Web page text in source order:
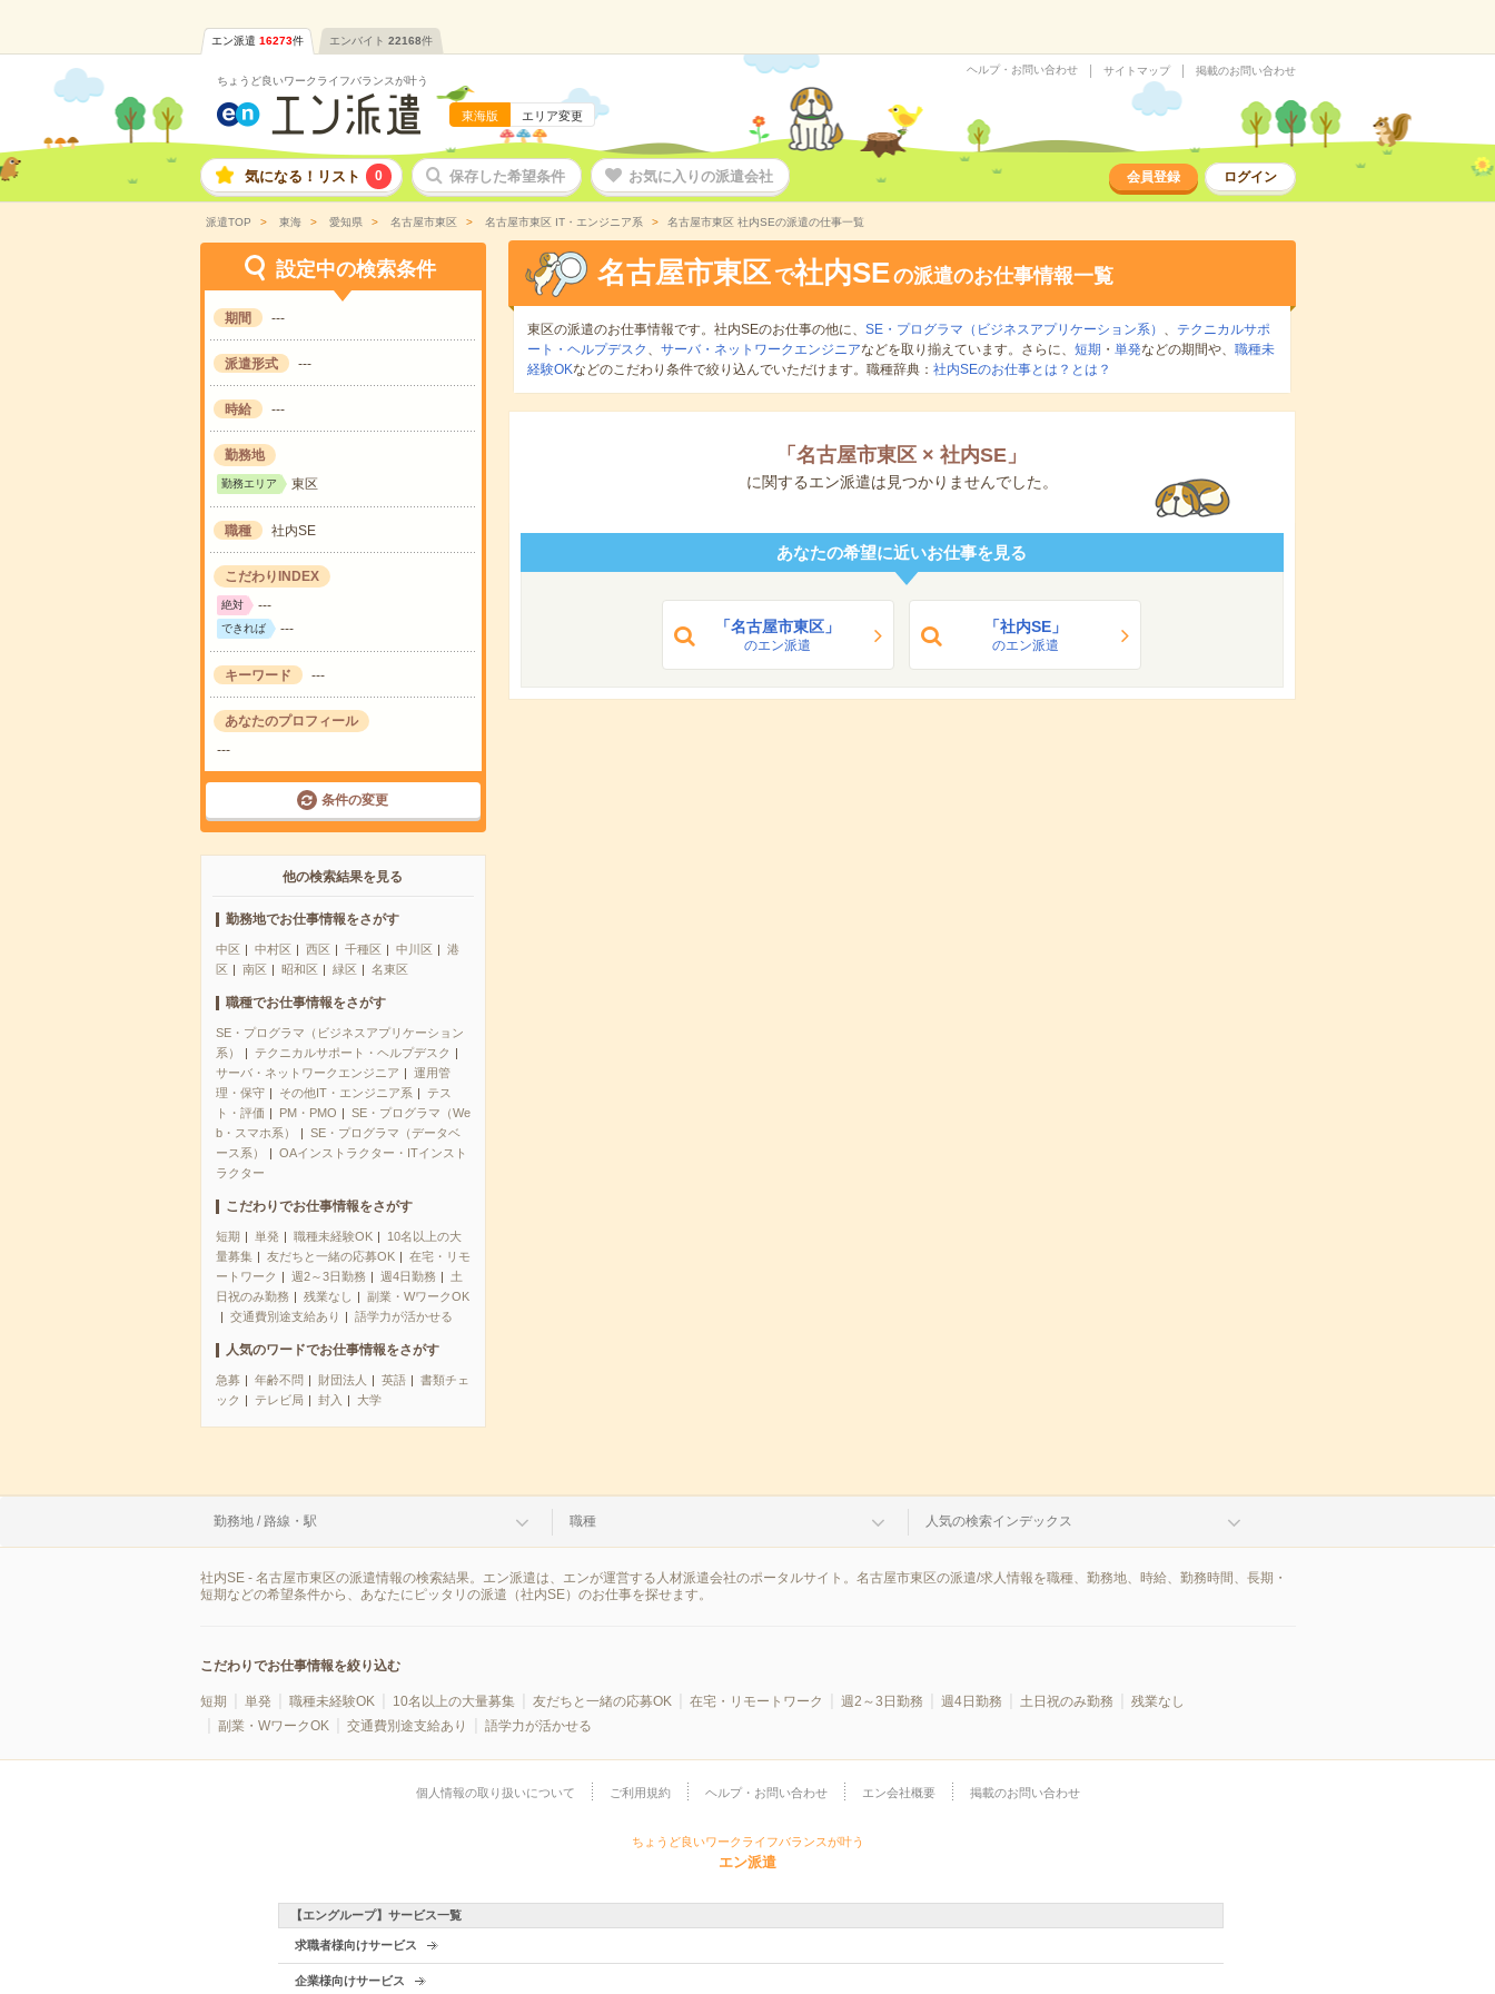
エン派遣 16273件 エンバイト 22168件
ちょうど良いワークライフバランスが叶う
東海版 エリア変更
ヘルプ・お問い合わせ サイトマップ 掲載のお問い合わせ
気になる！リスト 0 保存した希望条件 お気に入りの派遣会社 会員登録 ログイン
派遣TOP 東海 愛知県 名古屋市東区 名古屋市東区 IT・エンジニア系 名古屋市東区 社内SEの派遣の仕事一覧
設定中の検索条件
期間 ---
派遣形式 ---
時給 ---
勤務地
勤務エリア 東区
職種 社内SE
こだわりINDEX
絶対 ---
できれば ---
キーワード ---
あなたのプロフィール
---
条件の変更
他の検索結果を見る
勤務地でお仕事情報をさがす
中区 中村区 西区 千種区 中川区
港
区
南区 昭和区 緑区 名東区
職種でお仕事情報をさがす
SE・プログラマ（ビジネスアプリケーション
系）
テクニカルサポート・ヘルプデスク
サーバ・ネットワークエンジニア
運用管
理・保守
その他IT・エンジニア系
テス
ト・評価
PM・PMO
SE・プログラマ（We
b・スマホ系）
SE・プログラマ（データベ
ース系）
OAインストラクター・ITインスト
ラクター
こだわりでお仕事情報をさがす
短期 単発 職種未経験OK
10名以上の大
量募集
友だちと一緒の応募OK
在宅・リモ
ートワーク
週2～3日勤務 週4日勤務
土
日祝のみ勤務
残業なし
副業・WワークOK
交通費別途支給あり
語学力が活かせる
人気のワードでお仕事情報をさがす
急募 年齢不問 財団法人 英語
書類チェ
ック
テレビ局 封入 大学
名古屋市東区 で社内SEの派遣のお仕事情報一覧
東区の派遣のお仕事情報です。社内SEのお仕事の他に、 SE・プログラマ（ビジネスアプリケーション系） 、
テクニカルサポ
ート・ヘルプデスク 、 サーバ・ネットワークエンジニアなどを取り揃えています。さらに、 短期 ・ 単発などの期間や、 職種未
経験OKなどのこだわり条件で絞り込んでいただけます。職種辞典： 社内SEのお仕事とは？とは？
「 名古屋市東区 × 社内SE 」
に関するエン派遣は見つかりませんでした。
あなたの希望に近いお仕事を見る
「名古屋市東区」
のエン派遣
「社内SE」
のエン派遣
勤務地 / 路線・駅 職種 人気の検索インデックス
社内SE - 名古屋市東区の派遣情報の検索結果。エン派遣は、エンが運営する人材派遣会社のポータルサイト。名古屋市東区の派遣/求人情報を職種、勤務地、時給、勤務時間、長期・
短期などの希望条件から、あなたにピッタリの派遣（社内SE）のお仕事を探せます。
こだわりでお仕事情報を絞り込む
短期 単発 職種未経験OK 10名以上の大量募集 友だちと一緒の応募OK 在宅・リモートワーク 週2～3日勤務 週4日勤務 土日祝のみ勤務
残業なし
副業・WワークOK
交通費別途支給あり 語学力が活かせる
個人情報の取り扱いについて ご利用規約 ヘルプ・お問い合わせ エン会社概要 掲載のお問い合わせ
ちょうど良いワークライフバランスが叶う
エン派遣
【エングループ】サービス一覧
求職者様向けサービス
企業様向けサービス